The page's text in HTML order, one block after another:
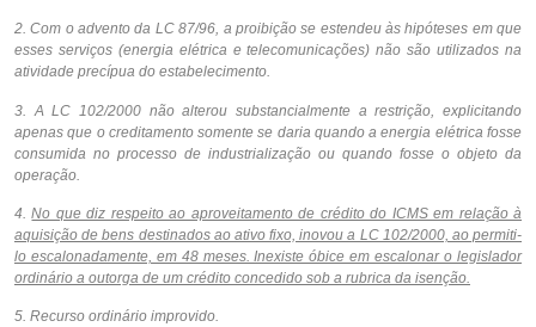
2. Com o advento da LC 87/96, a proibição se estendeu às hipóteses em que
esses serviços (energia elétrica e telecomunicações) não são utilizados na
atividade precípua do estabelecimento.
3. A LC 102/2000 não alterou substancialmente a restrição, explicitando
apenas que o creditamento somente se daria quando a energia elétrica fosse
consumida no processo de industrialização ou quando fosse o objeto da
operação.
4.No que diz respeito ao aproveitamento de crédito do ICMS em relação à
aquisição de bens destinados ao ativo fixo, inovou a LC 102/2000, ao permiti-
lo escalonadamente, em 48 meses. Inexiste óbice em escalonar o legislador
ordinário a outorga de um crédito concedido sob a rubrica da isenção.
5. Recurso ordinário improvido.